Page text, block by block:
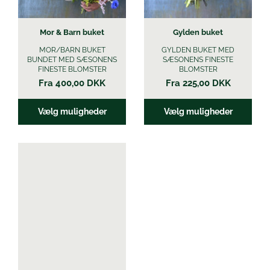
Mor & Barn buket
MOR/BARN BUKET
BUNDET MED SÆSONENS
FINESTE BLOMSTER
Fra 400,00 DKK
Vælg muligheder
på
varesiden
Gylden buket
GYLDEN BUKET MED
SÆSONENS FINESTE
BLOMSTER
Fra 225,00 DKK
Vælg muligheder
varesiden